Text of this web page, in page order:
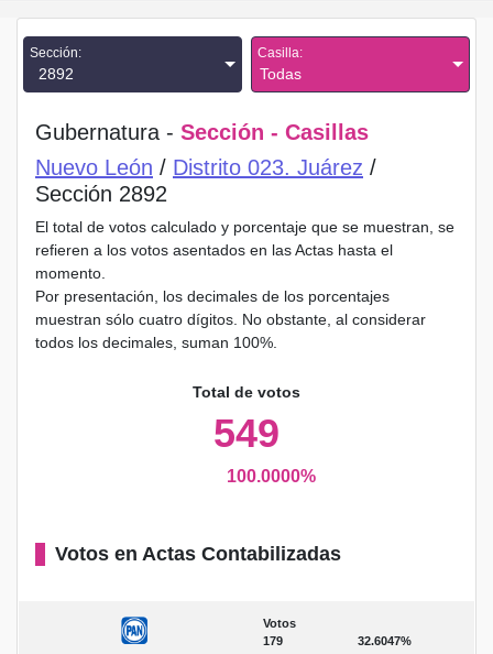
Sección:
2892
Casilla:
Todas
Gubernatura - Sección - Casillas
Nuevo León / Distrito 023. Juárez /
Sección 2892
El total de votos calculado y porcentaje que se muestran, se
refieren a los votos asentados en las Actas hasta el
momento.
Por presentación, los decimales de los porcentajes
muestran sólo cuatro dígitos. No obstante, al considerar
todos los decimales, suman 100%.
Total de votos
549
100.0000%
Votos en Actas Contabilizadas
Votos
179
32.6047%